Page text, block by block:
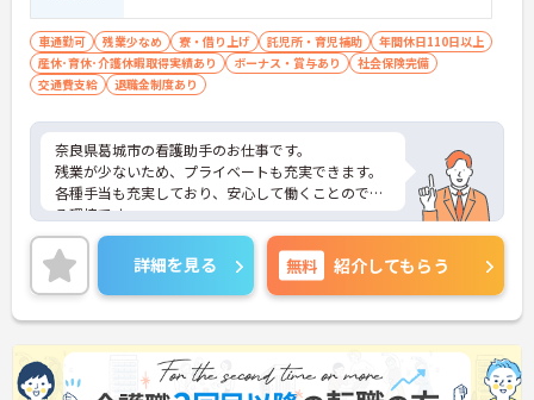
車通勤可 残業少なめ 寮・借り上げ 託児所・育児補助
年間休日110日以上
産休･育休･介護休暇取得実績あり
ボーナス・賞与あり
社会保険完備
交通費支給
退職金制度あり
奈良県葛城市の看護助手のお仕事です。
残業が少ないため、プライベートも充実できます。
各種手当も充実しており、安心して働くことのでき
る環境です。
ご興味のある方は、面接のポイントをお伝えいたし
ますので、お気軽にご相談下さい。
詳細を見る 無料 紹介してもらう